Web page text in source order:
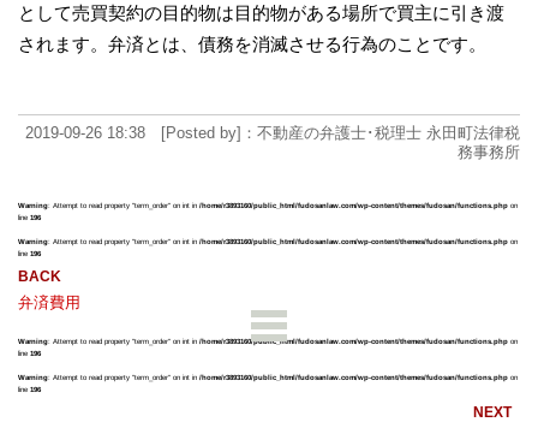
として売買契約の目的物は目的物がある場所で買主に引き渡
されます。弁済とは、債務を消滅させる行為のことです。
2019-09-26 18:38 [Posted by]：不動産の弁護士･税理士 永田町法律税
務事務所
Warning: Attempt to read property "term_order" on int in /home/r3893160/public_html/fudosanlaw.com/wp-content/themes/fudosan/functions.php on
line 196
Warning: Attempt to read property "term_order" on int in /home/r3893160/public_html/fudosanlaw.com/wp-content/themes/fudosan/functions.php on
line 196
弁済費用
Warning: Attempt to read property "term_order" on int in /home/r3893160/public_html/fudosanlaw.com/wp-content/themes/fudosan/functions.php on
line 196
Warning: Attempt to read property "term_order" on int in /home/r3893160/public_html/fudosanlaw.com/wp-content/themes/fudosan/functions.php on
line 196